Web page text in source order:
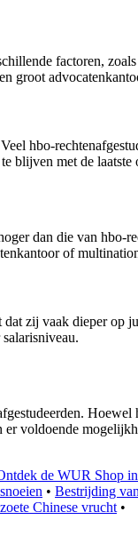
factoren,
groot
hbo-
blijven met de
dan die van
of
zij vaak dieper
voldoende
de WUR Shop
• Bestrijding
Chinese vrucht •